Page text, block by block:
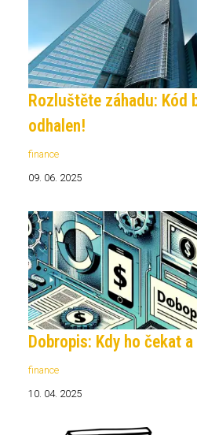
Rozluštěte záhadu: Kód
odhalen!
finance
09. 06. 2025
Dobropis: Kdy ho čekat
finance
10. 04. 2025